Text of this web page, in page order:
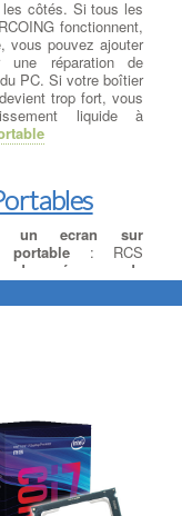
une défaillance
spécialisé
avez perdu vos
de données est
Remplacer les
récents sont de
de
donner un bon
à votre PC , votre
de la mémoire
la mémoire vive 1
meilleures barrettes
DDR DDR2, DDR3
logiciels
côtés. Si tous les
fonctionnent,
vous pouvez ajouter
une réparation de
PC. Si votre boîtier
trop fort, vous
liquide à
un ecran sur
portable : RCS
des écrans de
LCD et LED pour :
tablettes et
15 ans dans la
moins chers et des
portables peuvent
pour un même
à TOURCOING,
modèles tous les
être dépassés